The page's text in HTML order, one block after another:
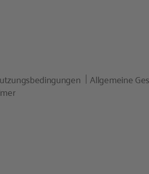
Allgemeine